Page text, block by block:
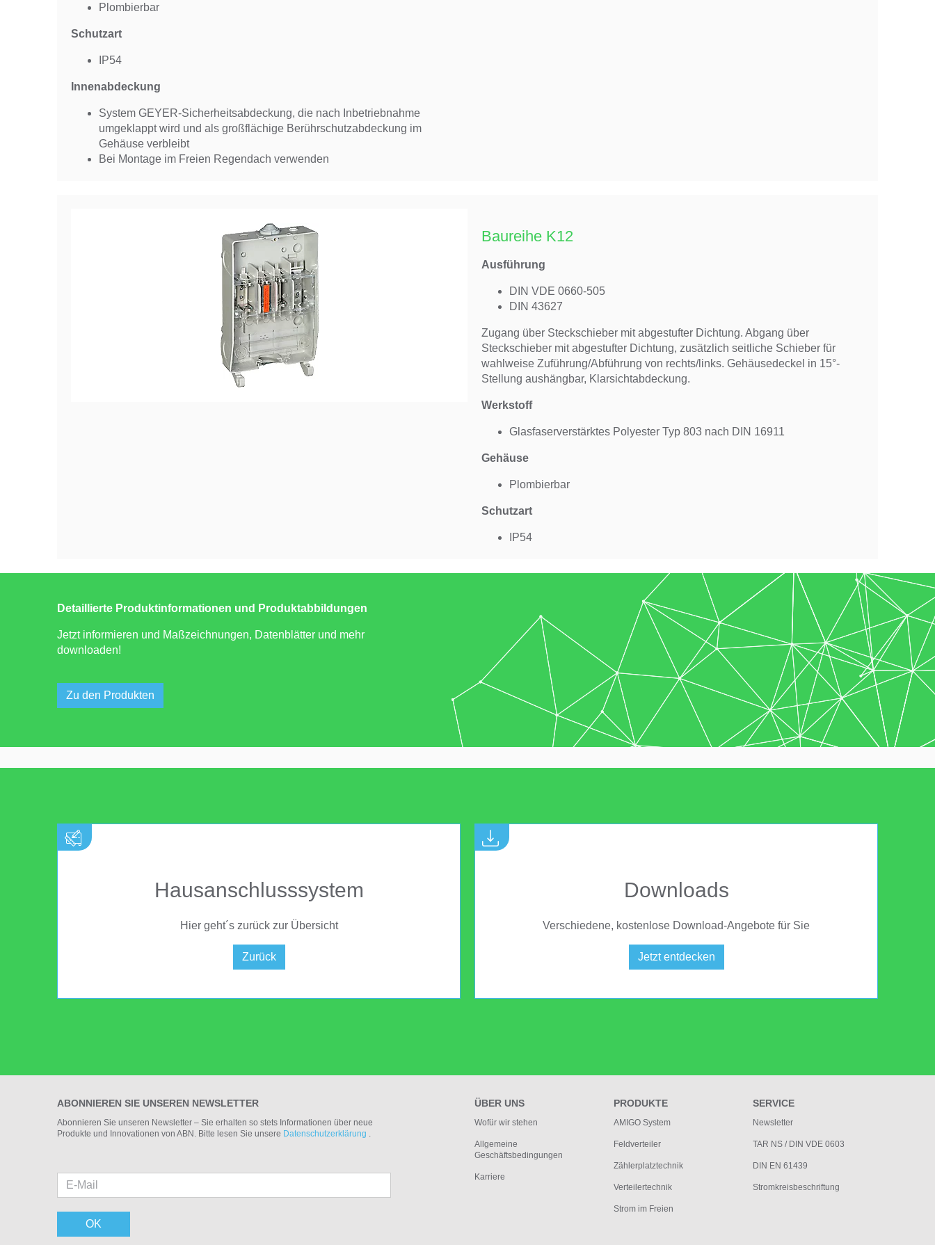
Plombierbar
Schutzart
IP54
Innenabdeckung
System GEYER-Sicherheitsabdeckung, die nach Inbetriebnahme
umgeklappt wird und als großflächige Berührschutzabdeckung im
Gehäuse verbleibt
Bei Montage im Freien Regendach verwenden
Baureihe K12
Ausführung
DIN VDE 0660-505
DIN 43627
Zugang über Steckschieber mit abgestufter Dichtung. Abgang über
Steckschieber mit abgestufter Dichtung, zusätzlich seitliche Schieber für
wahlweise Zuführung/Abführung von rechts/links. Gehäusedeckel in 15°-
Stellung aushängbar, Klarsichtabdeckung.
Werkstoff
Glasfaserverstärktes Polyester Typ 803 nach DIN 16911
Gehäuse
Plombierbar
Schutzart
IP54
Detaillierte Produktinformationen und Produktabbildungen
Jetzt informieren und Maßzeichnungen, Datenblätter und mehr
downloaden!
Zu den Produkten
Hausanschlusssystem
Hier geht´s zurück zur Übersicht
Zurück
Downloads
Verschiedene, kostenlose Download-Angebote für Sie
Jetzt entdecken
ABONNIEREN SIE UNSEREN NEWSLETTER
Abonnieren Sie unseren Newsletter – Sie erhalten so stets Informationen über neue
Produkte und Innovationen von ABN. Bitte lesen Sie unsere Datenschutzerklärung .
OK
ÜBER UNS
Wofür wir stehen
Allgemeine
Geschäftsbedingungen
Karriere
PRODUKTE
AMIGO System
Feldverteiler
Zählerplatztechnik
Verteilertechnik
Strom im Freien
SERVICE
Newsletter
TAR NS / DIN VDE 0603
DIN EN 61439
Stromkreisbeschriftung